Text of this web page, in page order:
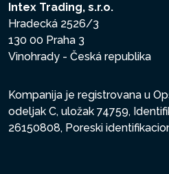
Intex Trading, s.r.o.
Hradecká 2526/3
130 00 Praha 3
Vinohrady - Česká republika
Kompanija je registrovana u
odeljak C, uložak 74759,
26150808, Poreski